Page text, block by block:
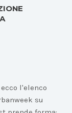
l'elenco
su